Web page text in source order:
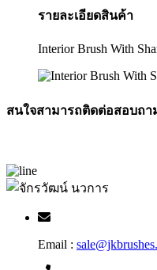
รายละเอียดสินค้า
Interior Brush With
สนใจสามารถติดต่อสอบถ
Email :